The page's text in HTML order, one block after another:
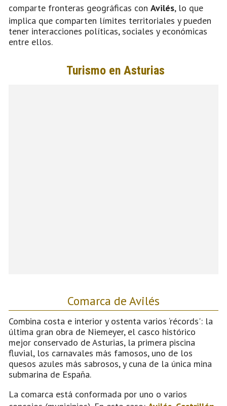
comparte fronteras geográficas con Avilés, lo que
implica que comparten límites territoriales y pueden
tener interacciones políticas, sociales y económicas
entre ellos.
Comarca de Avilés
Combina costa e interior y ostenta varios ‘récords': la
última gran obra de Niemeyer, el casco histórico
mejor conservado de Asturias, la primera piscina
fluvial, los carnavales más famosos, uno de los
quesos azules más sabrosos, y cuna de la única mina
submarina de España.
La comarca está conformada por uno o varios